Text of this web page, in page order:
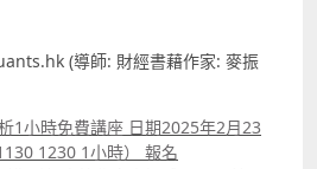
(導師: 財經書藉作家: 麥振
1小時免費講座 日期2025年2月23
報名